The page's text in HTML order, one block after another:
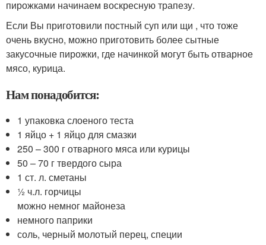
пирожками начинаем воскресную трапезу.
Если Вы приготовили постный суп или щи , что тоже
очень вкусно, можно приготовить более сытные
закусочные пирожки, где начинкой могут быть отварное
мясо, курица.
Нам понадобится:
1 упаковка слоеного теста
1 яйцо + 1 яйцо для смазки
250 – 300 г отварного мяса или курицы
50 – 70 г твердого сыра
1 ст. л. сметаны
½ ч.л. горчицы
можно немног майонеза
немного паприки
соль, черный молотый перец, специи